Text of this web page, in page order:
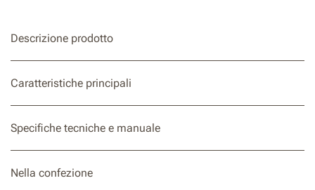
Descrizione prodotto
Caratteristiche principali
Specifiche tecniche e manuale
Nella confezione